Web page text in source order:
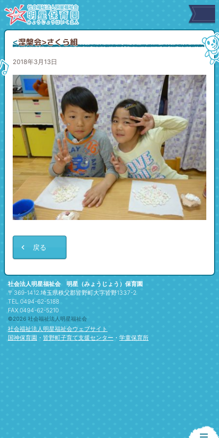
<涅槃会>さくら組
2018年3月13日
戻る
社会法人明星福祉会 明星（みょうじょう）保育園
〒369-1412 埼玉県秩父郡皆野町大字皆野1337-2
TEL 0494-62-5188
FAX 0494-62-5210
©2026 社会福祉法人明星福祉会
社会福祉法人明星福祉会ウェブサイト
国神保育園 ・ 皆野町子育て支援センター ・ 学童保育所